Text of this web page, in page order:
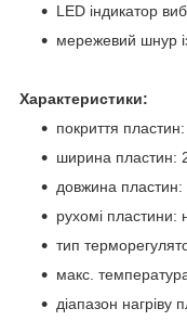
LED індикатор
мережевий шнур
Характеристики:
покриття
ширина пластин:
довжина
рухомі пластини:
тип
макс.
діапазон нагріву